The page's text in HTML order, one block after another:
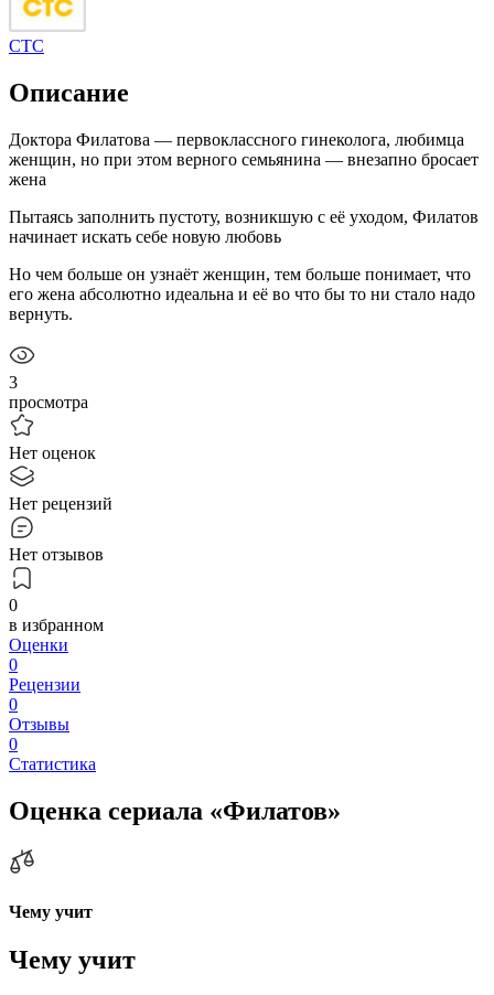
СТС
Описание
Доктора Филатова — первоклассного гинеколога, любимца
женщин, но при этом верного семьянина — внезапно бросает
жена
Пытаясь заполнить пустоту, возникшую с её уходом, Филатов
начинает искать себе новую любовь
Но чем больше он узнаёт женщин, тем больше понимает, что
его жена абсолютно идеальна и её во что бы то ни стало надо
вернуть.
3
просмотра
Нет оценок
Нет рецензий
Нет отзывов
0
в избранном
Оценки
0
Рецензии
0
Отзывы
0
Статистика
Оценка сериала «Филатов»
Чему учит
Чему учит